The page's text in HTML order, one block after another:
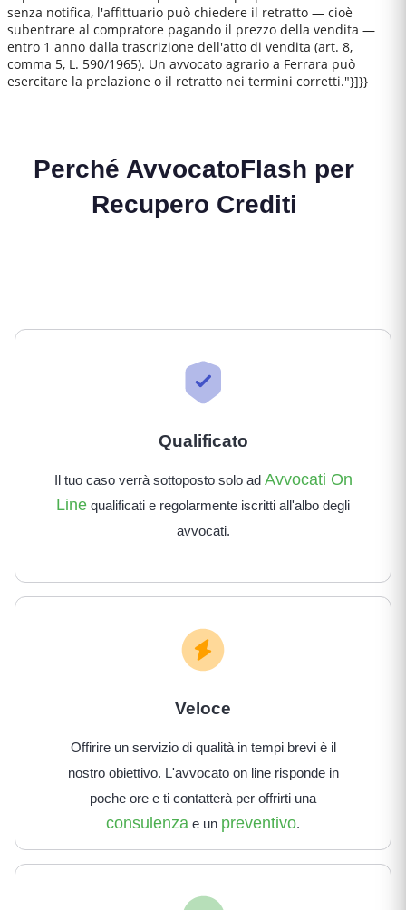
senza notifica, l'affittuario può chiedere il retratto — cioè
subentrare al compratore pagando il prezzo della vendita —
entro 1 anno dalla trascrizione dell'atto di vendita (art. 8,
comma 5, L. 590/1965). Un avvocato agrario a Ferrara può
esercitare la prelazione o il retratto nei termini corretti."}]}}
Perché AvvocatoFlash per
Recupero Crediti
Qualificato
Il tuo caso verrà sottoposto solo ad Avvocati On
Line qualificati e regolarmente iscritti all'albo degli
avvocati.
Veloce
Offirire un servizio di qualità in tempi brevi è il
nostro obiettivo. L'avvocato on line risponde in
poche ore e ti contatterà per offrirti una
consulenza e un preventivo.